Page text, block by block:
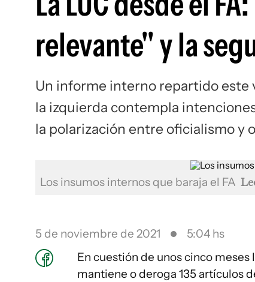
relevante" y la
Un informe interno repartido este
la izquierda contempla
la polarización entre oficialismo y
Los insumos internos que baraja el FA
5 de noviembre de 2021
5:04 hs
En cuestión de unos cinco
mantiene o deroga 135 artículos